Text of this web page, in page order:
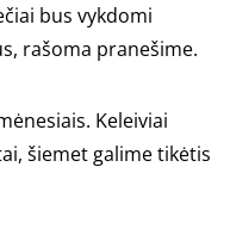
bus vykdomi
rašoma pranešime.
Keleiviai
šiemet galime tikėtis